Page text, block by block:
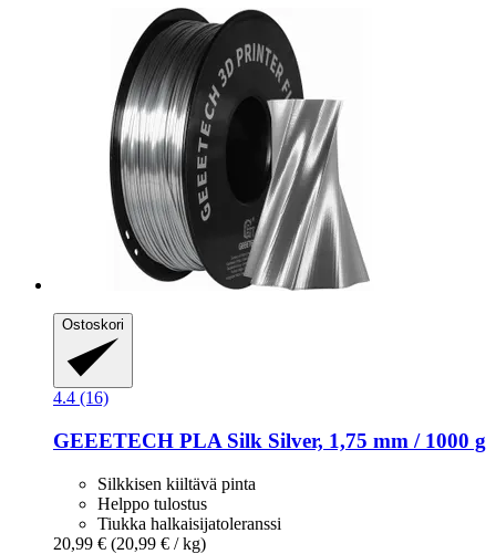
Ostoskori
4.4 (16)
GEEETECH PLA Silk Silver, 1,75 mm / 1000 g
Silkkisen kiiltävä pinta
Helppo tulostus
Tiukka halkaisijatoleranssi
20,99 € (20,99 € / kg)